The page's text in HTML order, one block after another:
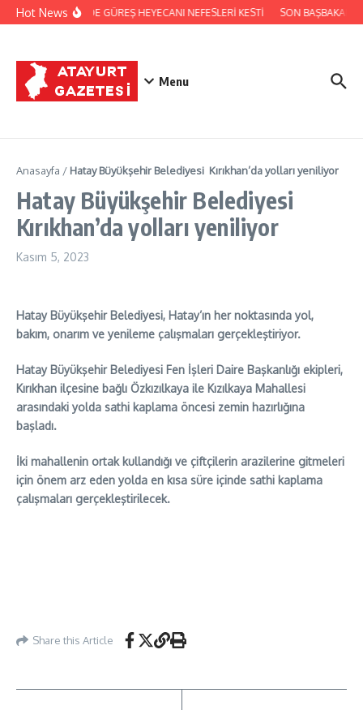
İçeriğe atla
Hot NewsFESTİVALDE GÜREŞ HEYECANI NEFESLERİ KESTİ SON BAŞBAKAN
Menu
Anasayfa / Hatay Büyükşehir Belediyesi Kırıkhan’da yolları yeniliyor
Hatay Büyükşehir Belediyesi
Kırıkhan’da yolları yeniliyor
Kasım 5, 2023
Hatay Büyükşehir Belediyesi, Hatay’ın her noktasında yol,
bakım, onarım ve yenileme çalışmaları gerçekleştiriyor.
Hatay Büyükşehir Belediyesi Fen İşleri Daire Başkanlığı ekipleri,
Kırıkhan ilçesine bağlı Özkızılkaya ile Kızılkaya Mahallesi
arasındaki yolda sathi kaplama öncesi zemin hazırlığına
başladı.
İki mahallenin ortak kullandığı ve çiftçilerin arazilerine gitmeleri
için önem arz eden yolda en kısa süre içinde sathi kaplama
çalışmaları gerçekleştirilecek.
Share this Article